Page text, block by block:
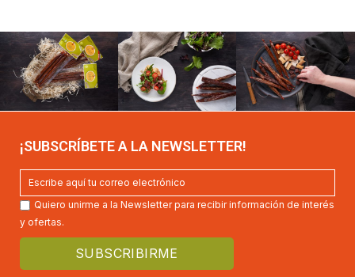
¡SUBSCRÍBETE A LA NEWSLETTER!
Quiero unirme a la Newsletter para recibir información de interés
y ofertas.